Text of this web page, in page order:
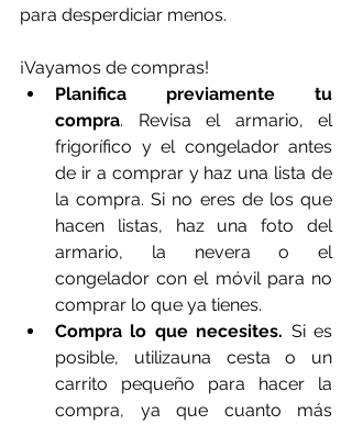
para desperdiciar menos.
¡Vayamos de compras!
Planifica previamente tu
compra. Revisa el armario, el
frigorífico y el congelador antes
de ir a comprar y haz una lista de
la compra. Si no eres de los que
hacen listas, haz una foto del
armario, la nevera o el
congelador con el móvil para no
comprar lo que ya tienes.
Compra lo que necesites. Si es
posible, utilizauna cesta o un
carrito pequeño para hacer la
compra, ya que cuanto más